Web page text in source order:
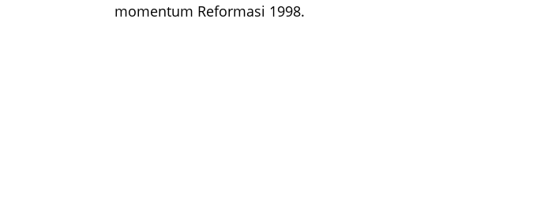
momentum Reformasi 1998.